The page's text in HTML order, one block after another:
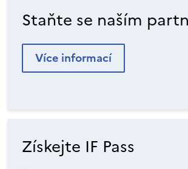
Staňte se naším
Více informací
Získejte IF Pass